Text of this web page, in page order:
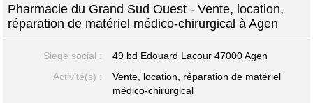
Pharmacie du Grand Sud Ouest - Vente, location,
réparation de matériel médico-chirurgical à Agen
Siege social : 49 bd Edouard Lacour47000 Agen
Activité(s) :
Vente, location, réparation de matériel
médico-chirurgical